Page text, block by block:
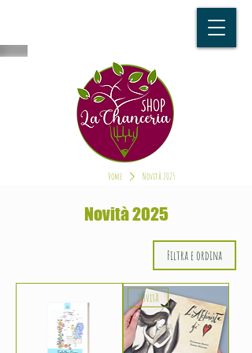
Home Novità 2025
Novità 2025
Filtra e ordina
Novità